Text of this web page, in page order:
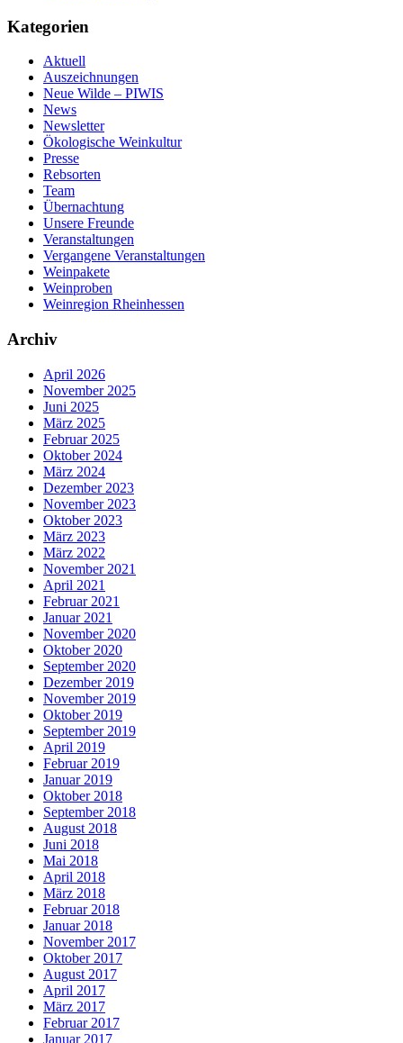
Kategorien
Aktuell
Auszeichnungen
Neue Wilde – PIWIS
News
Newsletter
Ökologische Weinkultur
Presse
Rebsorten
Team
Übernachtung
Unsere Freunde
Veranstaltungen
Vergangene Veranstaltungen
Weinpakete
Weinproben
Weinregion Rheinhessen
Archiv
April 2026
November 2025
Juni 2025
März 2025
Februar 2025
Oktober 2024
März 2024
Dezember 2023
November 2023
Oktober 2023
März 2023
März 2022
November 2021
April 2021
Februar 2021
Januar 2021
November 2020
Oktober 2020
September 2020
Dezember 2019
November 2019
Oktober 2019
September 2019
April 2019
Februar 2019
Januar 2019
Oktober 2018
September 2018
August 2018
Juni 2018
Mai 2018
April 2018
März 2018
Februar 2018
Januar 2018
November 2017
Oktober 2017
August 2017
April 2017
März 2017
Februar 2017
Januar 2017